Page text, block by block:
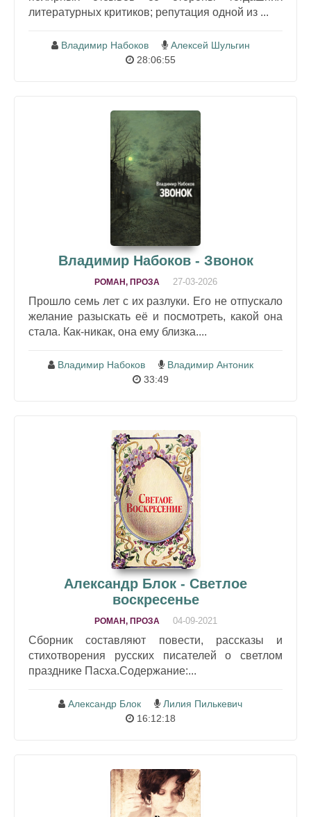
литературных критиков; репутация одной из ...
Владимир Набоков
Алексей Шульгин
28:06:55
Владимир Набоков - Звонок
РОМАН, ПРОЗА 27-03-2026
Прошло семь лет с их разлуки. Его не отпускало
желание разыскать её и посмотреть, какой она
стала. Как-никак, она ему близка....
Владимир Набоков
Владимир Антоник
33:49
Александр Блок - Светлое
воскресенье
РОМАН, ПРОЗА 04-09-2021
Сборник составляют повести, рассказы и
стихотворения русских писателей о светлом
празднике Пасха.Содержание:...
Александр Блок
Лилия Пилькевич
16:12:18